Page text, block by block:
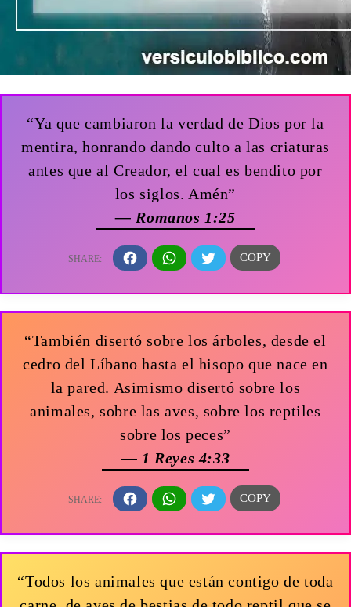
“Ya que cambiaron la verdad de Dios por la
mentira, honrando dando culto a las criaturas
antes que al Creador, el cual es bendito por
los siglos. Amén”
— Romanos 1:25
“También disertó sobre los árboles, desde el
cedro del Líbano hasta el hisopo que nace en
la pared. Asimismo disertó sobre los
animales, sobre las aves, sobre los reptiles
sobre los peces”
— 1 Reyes 4:33
“Todos los animales que están contigo de toda